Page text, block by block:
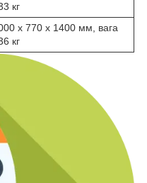
кг
х 770 х 1400 мм, вага
кг